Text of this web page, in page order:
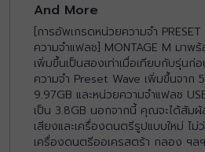
And More
[การอัพเกรดหน่วยความจำ
ความจำแฟลช] MONTAGE M มาพ
เพิ่มขึ้นเป็นสองเท่าเมื่อเทียบกับรุ่นก่
ความจำ Preset Wave เพิ่มขึ้นจาก
9.97GB และหน่วยความจำแฟลช
เป็น 3.8GB นอกจากนี้ คุณจะได้สัม
เสียงและเครื่องดนตรีรูปแบบใหม่ ไม่ว่
เครื่องดนตรีออเครสตร้า กลอง ฯลฯ